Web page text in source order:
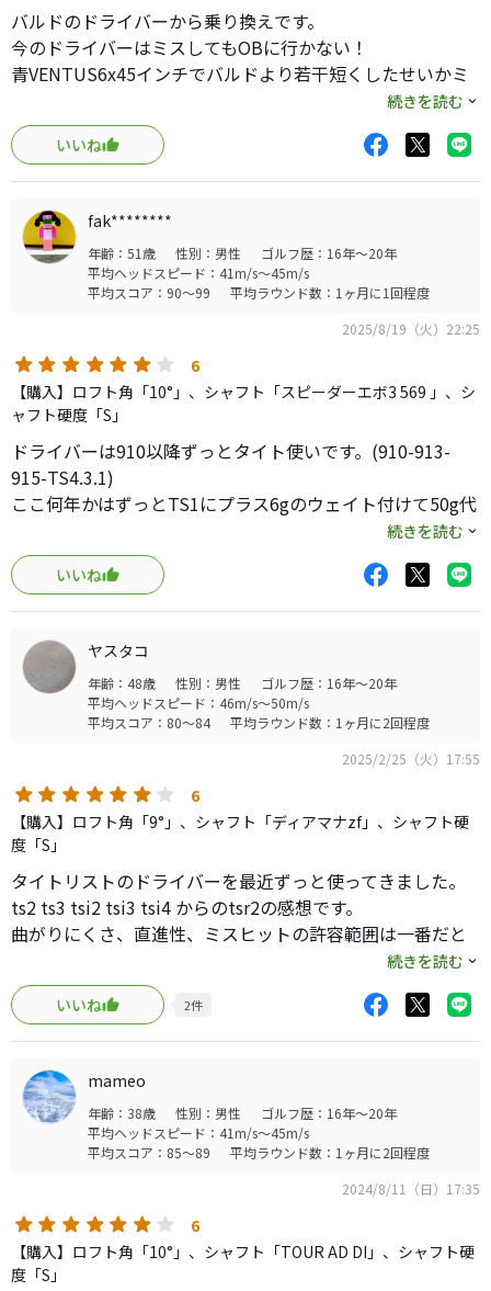
バルドのドライバーから乗り換えです。
今のドライバーはミスしてもOBに行かない！
青VENTUS6x45インチでバルドより若干短くしたせいかミ
ート率があがり、くだらないミスがヘリフェアウェイキー
プ率があがりました！
中古だとお手頃になってきたのでGT2に手が届かない方は
是非お試しあれ！
続きを読む
いいね
fak********
年齢：51歳 性別：男性
ゴルフ歴：16年～20年
平均ヘッドスピード：41m/s～45m/s
平均スコア：90～99
平均ラウンド数：1ヶ月に1回程度
2025/8/19（火）22:25
6
【購入】ロフト角「10°」、シャフト「スピーダーエボ3 569 」、シ
ャフト硬度「S」
ドライバーは910以降ずっとタイト使いです。(910-913-
915-TS4.3.1)
ここ何年かはずっとTS1にプラス6gのウェイト付けて50g代
のシャフトでとにかく曲がらない、そこそこ飛ぶ非常に楽
チン仕様でラウンドしていました。
今のDrに特に不満も無くて、元々新しいギアにもそんなに
食い付かないタイプなので、自分に合った物をとことん使
うのですが、予備のTS1のヘッドでも探そうかとフリマサ
イトを見ていたら、TSR2のヘッドをお安く発見、スリキズ
若干多めだけどそんなに気にしないので興味本位でゲット
しました。
思いましたが、TSR2はかなり良き形に改善されていて非常
に構えやすくなっていました。
打ってみると、タイトの中では飛距離は出る方かなと、そ
れ以上に驚いたのはTS1に匹敵する易しさ、直進性です。
TS1だと寛容性が高い反面、スビン量がどうしても増えてし
まい飛距離をロスする点とアゲインストや横風に弱い点が
有りましたが、TSR2は同じレベルの寛容性でスピン量も適
正範囲に収まるので飛距離をロスしたり風に弱いという事
シャフトを数種類所有している中から、先調子なのに何故
か安定してい暴れないエボ3を挿したら一番ぶれない仕上が
チャでライ角を0.75フラット方向に調整)
4、5年間位、重めに調整したTS1がエースでしたが久しぶ
りにエース交代となりました。
興味本位で買ったヘッドでしたが良い買い物をしました。
おそらくGTシリーズはもっと良いのでしょうが、どうして
もコンポジット構造が好きになれず、フルチタンの硬派な
タイトリストが好きなのでTSR壊れるまで使い倒します。
(勿論TS1も良きリリーフとして大事にとっておきます。)
続きを読む
いいね
ヤスタコ
年齢：48歳 性別：男性
ゴルフ歴：16年～20年
平均ヘッドスピード：46m/s～50m/s
平均スコア：80～84
平均ラウンド数：1ヶ月に2回程度
2025/2/25（火）17:55
6
【購入】ロフト角「9°」、シャフト「ディアマナzf」、シャフト硬
度「S」
タイトリストのドライバーを最近ずっと使ってきました。
ts2 ts3 tsi2 tsi3 tsi4 からのtsr2の感想です。
曲がりにくさ、直進性、ミスヒットの許容範囲は一番だと
打感はtsi3が一番良く、飛距離、振りやすさはtsi4が一番良
かったです。
それでもtsr2から過去のドライバーに戻そうとは思えない
程総合的に優秀かなと個人的にはおもいます。
続きを読む
いいね
2件
mameo
年齢：38歳 性別：男性
ゴルフ歴：16年～20年
平均ヘッドスピード：41m/s～45m/s
平均スコア：85～89
平均ラウンド数：1ヶ月に2回程度
2024/8/11（日）17:35
6
【購入】ロフト角「10°」、シャフト「TOUR AD DI」、シャフト硬
度「S」